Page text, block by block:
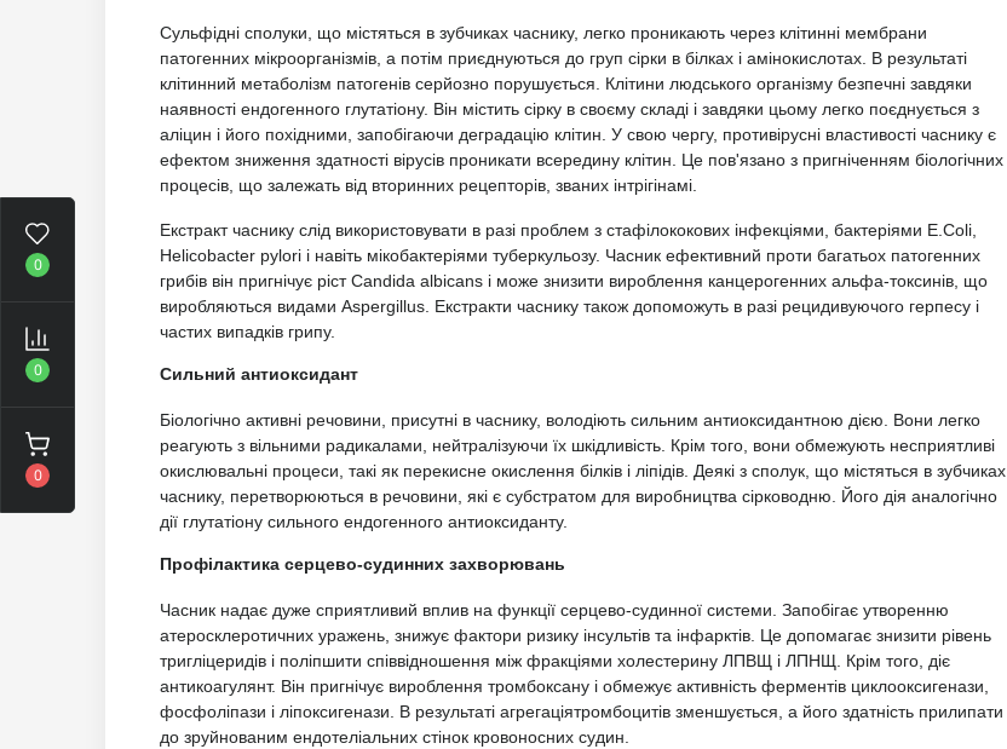
0
0
0
Сульфідні сполуки, що містяться в зубчиках часнику, легко проникають через клітинні мембрани
патогенних мікроорганізмів, а потім приєднуються до груп сірки в білках і амінокислотах. В результаті
клітинний метаболізм патогенів серйозно порушується. Клітини людського організму безпечні завдяки
наявності ендогенного глутатіону. Він містить сірку в своєму складі і завдяки цьому легко поєднується з
аліцин і його похідними, запобігаючи деградацію клітин. У свою чергу, противірусні властивості часнику є
ефектом зниження здатності вірусів проникати всередину клітин. Це пов'язано з пригніченням біологічних
процесів, що залежать від вторинних рецепторів, званих інтрігінамі.
Екстракт часнику слід використовувати в разі проблем з стафілококових інфекціями, бактеріями E.Coli,
Helicobacter pylori і навіть мікобактеріями туберкульозу. Часник ефективний проти багатьох патогенних
грибів він пригнічує ріст Candida albicans і може знизити вироблення канцерогенних альфа-токсинів, що
виробляються видами Aspergillus. Екстракти часнику також допоможуть в разі рецидивуючого герпесу і
частих випадків грипу.
Сильний антиоксидант
Біологічно активні речовини, присутні в часнику, володіють сильним антиоксидантною дією. Вони легко
реагують з вільними радикалами, нейтралізуючи їх шкідливість. Крім того, вони обмежують несприятливі
окислювальні процеси, такі як перекисне окислення білків і ліпідів. Деякі з сполук, що містяться в зубчиках
часнику, перетворюються в речовини, які є субстратом для виробництва сірководню. Його дія аналогічно
дії глутатіону сильного ендогенного антиоксиданту.
Профілактика серцево-судинних захворювань
Часник надає дуже сприятливий вплив на функції серцево-судинної системи. Запобігає утворенню
атеросклеротичних уражень, знижує фактори ризику інсультів та інфарктів. Це допомагає знизити рівень
тригліцеридів і поліпшити співвідношення між фракціями холестерину ЛПВЩ і ЛПНЩ. Крім того, діє
антикоагулянт. Він пригнічує вироблення тромбоксану і обмежує активність ферментів циклооксигенази,
фосфоліпази і ліпоксигенази. В результаті агрегаціятромбоцитів зменшується, а його здатність прилипати
до зруйнованим ендотеліальних стінок кровоносних судин.